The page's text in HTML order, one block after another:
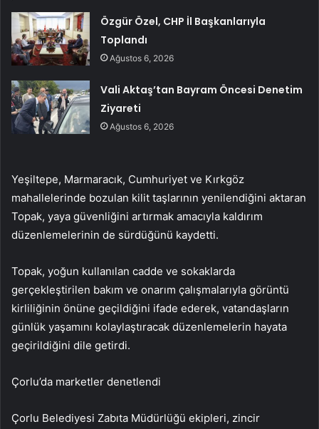
Özgür Özel, CHP İl Başkanlarıyla
Toplandı
Ağustos 6, 2026
Vali Aktaş’tan Bayram Öncesi Denetim
Ziyareti
Ağustos 6, 2026
Yeşiltepe, Marmaracık, Cumhuriyet ve Kırkgöz
mahallelerinde bozulan kilit taşlarının yenilendiğini aktaran
Topak, yaya güvenliğini artırmak amacıyla kaldırım
düzenlemelerinin de sürdüğünü kaydetti.
Topak, yoğun kullanılan cadde ve sokaklarda
gerçekleştirilen bakım ve onarım çalışmalarıyla görüntü
kirliliğinin önüne geçildiğini ifade ederek, vatandaşların
günlük yaşamını kolaylaştıracak düzenlemelerin hayata
geçirildiğini dile getirdi.
Çorlu’da marketler denetlendi
Çorlu Belediyesi Zabıta Müdürlüğü ekipleri, zincir